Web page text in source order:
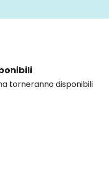
torneranno disponibili